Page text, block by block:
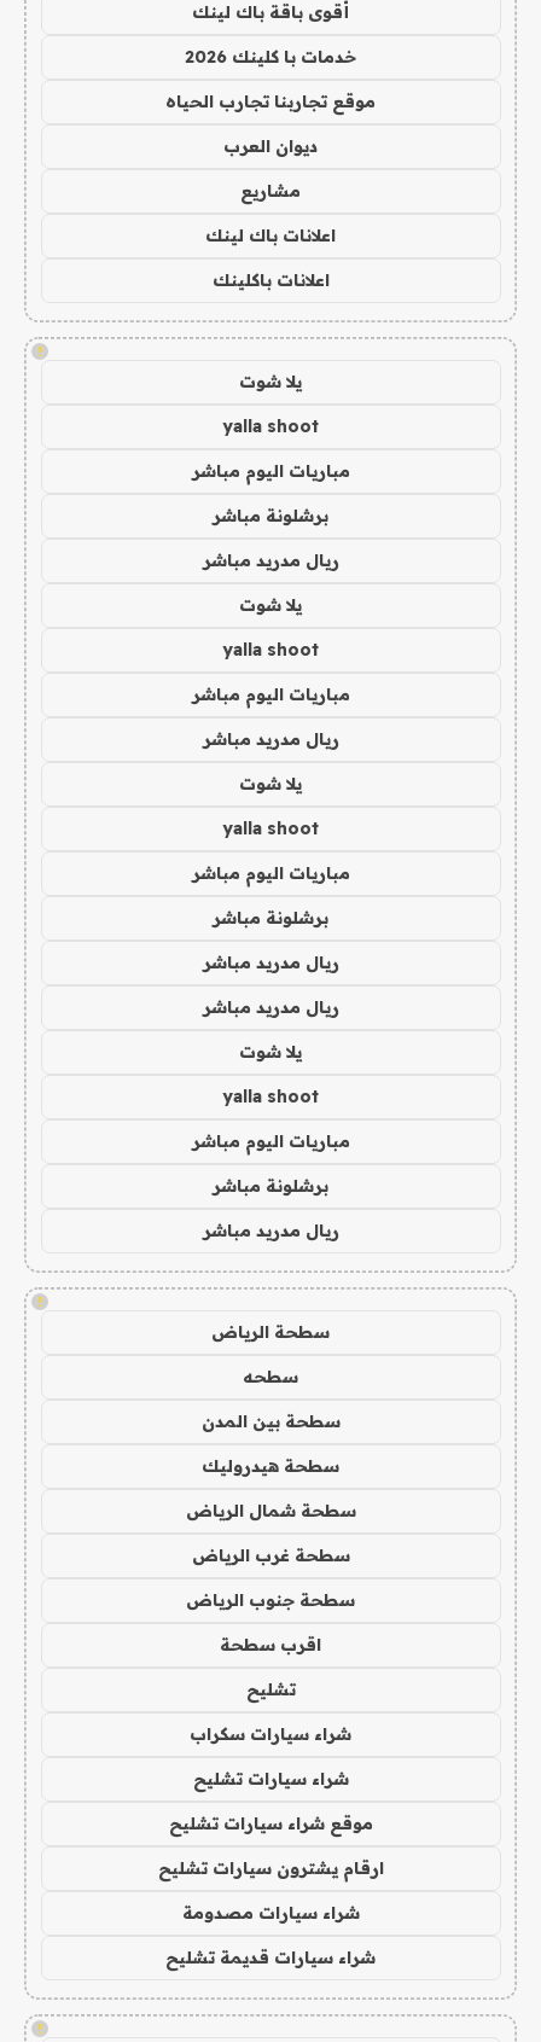
أقوى باقة باك لينك
خدمات با كلينك 2026
موقع تجاربنا تجارب الحياه
ديوان العرب
مشاريع
اعلانات باك لينك
اعلانات باكلينك
!
يلا شوت
yalla shoot
مباريات اليوم مباشر
برشلونة مباشر
ريال مدريد مباشر
يلا شوت
yalla shoot
مباريات اليوم مباشر
ريال مدريد مباشر
يلا شوت
yalla shoot
مباريات اليوم مباشر
برشلونة مباشر
ريال مدريد مباشر
ريال مدريد مباشر
يلا شوت
yalla shoot
مباريات اليوم مباشر
برشلونة مباشر
ريال مدريد مباشر
!
سطحة الرياض
سطحه
سطحة بين المدن
سطحة هيدروليك
سطحة شمال الرياض
سطحة غرب الرياض
سطحة جنوب الرياض
اقرب سطحة
تشليح
شراء سيارات سكراب
شراء سيارات تشليح
موقع شراء سيارات تشليح
ارقام يشترون سيارات تشليح
شراء سيارات مصدومة
شراء سيارات قديمة تشليح
!